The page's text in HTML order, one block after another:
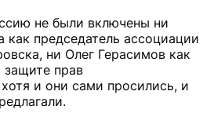
не были включены ни
как председатель ассоциации
ни Олег Герасимов как
прав
и они сами просились, и